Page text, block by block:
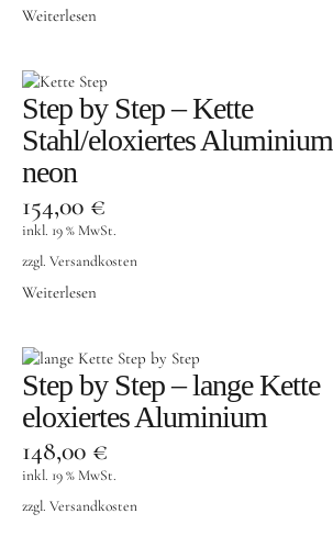
Weiterlesen
Step by Step – Kette
Stahl/eloxiertes Aluminium
neon
154,00 €
inkl. 19 % MwSt.
zzgl. Versandkosten
Weiterlesen
Step by Step – lange Kette
eloxiertes Aluminium
148,00 €
inkl. 19 % MwSt.
zzgl. Versandkosten